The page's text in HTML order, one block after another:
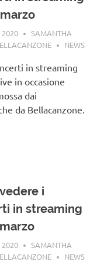
2020
SAMANTHA
NEWS
in streaming
in occasione
dai
da Bellacanzone.
i
in streaming
2020
SAMANTHA
NEWS